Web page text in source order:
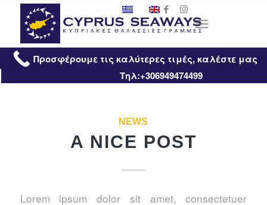
Τηλ:+306949474499
NEWS
A NICE POST
Lorem ipsum dolor sit amet, consectetuer
Προσφέρουμε τις καλύτερες τιμές, καλέστε μας